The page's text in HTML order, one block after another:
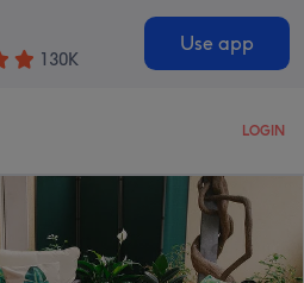
130K
Use app
LOGIN